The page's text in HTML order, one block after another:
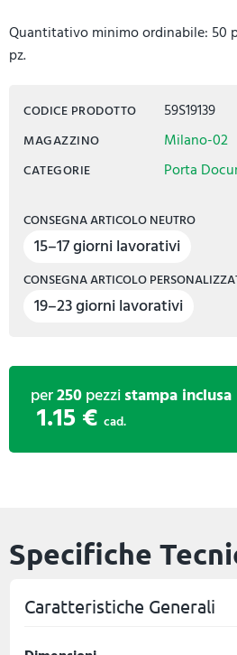
Quantitativo minimo ordinabile: 50
pz.
CODICE PRODOTTO 59S19139
MAGAZZINO Milano-02
CATEGORIE Porta
CONSEGNA ARTICOLO NEUTRO
15–17 giorni lavorativi
CONSEGNA ARTICOLO
19–23 giorni lavorativi
per250pezzistampa inclusa
1.15 € cad.
Specifiche
Caratteristiche Generali